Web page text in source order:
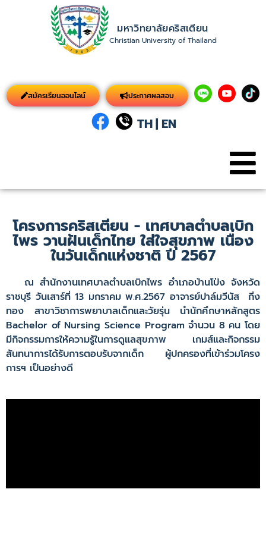
มหาวิทยาลัยคริสเตียน
Christian University of Thailand
สมัครเรียนออนไลน์ ประกาศผลสอบ
TH| EN
โครงการคริสเตียน - เทศบาลตำบลเบิก
ไพร วานฝันเด็กไทย ใส่ใจสุขภาพ เนื่อง
ในวันเด็กแห่งชาติ ปี 2567
ณ สำนักงานเทศบาลตำบลเบิกไพร อำเภอบ้านโป่ง จังหวัด
ราชบุรี วันเสาร์ที่ 13 มกราคม พ.ศ.2567 อาจารย์ปาล์มวีนัส กิ่ง
ทอง สาขาวิชาการพยาบาลเด็กและวัยรุ่น นำนักศึกษาหลักสูตร
Bachelor of Nursing Science Program จำนวน 8 คน โดย
มีกิจกรรมการให้ความรู้ในการดูแลสุขภาพ เกมส์และกิจกรรม
สันทนาการได้รับการตอบรับจากเด็ก ผู้ปกครองที่เข้าร่วมโครง
การฯ เป็นอย่างดี